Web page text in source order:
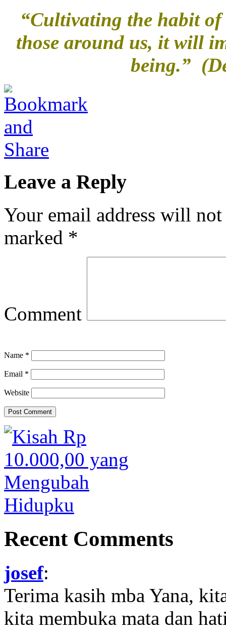
“Cultivating the habit
those around us, it will
being.”
Leave a Reply
Your email address will
marked *
Comment
Name *
Email *
Website
Recent Comments
josef:
Terima kasih mba Yana,
kita membuka mata dan